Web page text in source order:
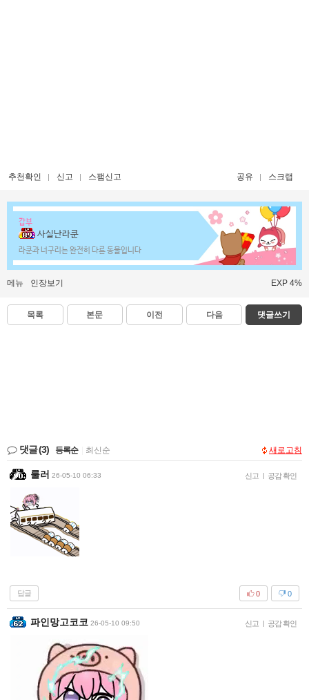
추천확인 신고 스팸신고 공유 스크랩
갑부
사실난라쿤
라쿤과 너구리는 완전히 다른 동물입니다
메뉴 인장보기 EXP 4%
목록 본문 이전 다음 댓글쓰기
댓글(3) 등록순 최신순 새로고침
룰러 26-05-10 06:33 신고 | 공감 확인
답글 0
0
파인망고코코 26-05-10 09:50 신고 | 공감 확인